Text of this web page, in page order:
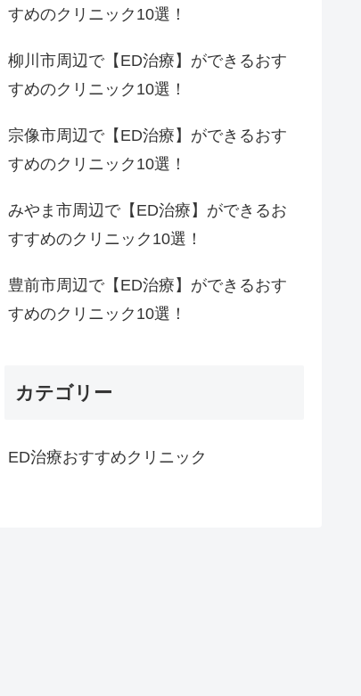
すめのクリニック10選！
柳川市周辺で【ED治療】ができるおす
すめのクリニック10選！
宗像市周辺で【ED治療】ができるおす
すめのクリニック10選！
みやま市周辺で【ED治療】ができるお
すすめのクリニック10選！
豊前市周辺で【ED治療】ができるおす
すめのクリニック10選！
カテゴリー
ED治療おすすめクリニック